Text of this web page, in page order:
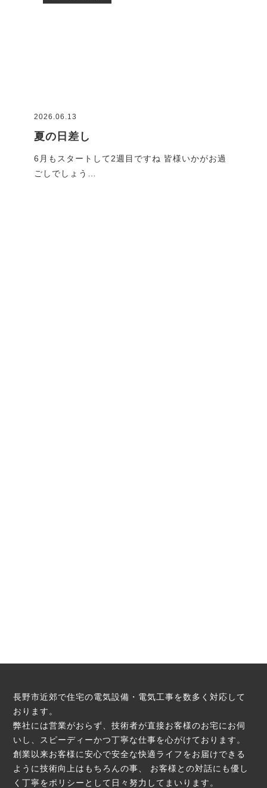
2026.06.13
夏の日差し
6月もスタートして2週目ですね 皆様いかがお過
ごしでしょう…
長野市近郊で住宅の電気設備・電気工事を数多く対応して
おります。
弊社には営業がおらず、技術者が直接お客様のお宅にお伺
いし、スピーディーかつ丁寧な仕事を心がけております。
創業以来お客様に安心で安全な快適ライフをお届けできる
ように技術向上はもちろんの事、
お客様との対話にも優し
く丁寧をポリシーとして日々努力してまいります。